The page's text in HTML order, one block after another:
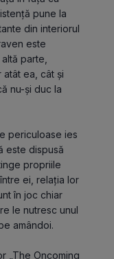
pune la
din interiorul
este
parte,
ea, cât și
nu-și duc la
periculoase ies
este dispusă
propriile
ei, relația lor
în joc chiar
le nutresc unul
amândoi.
„The Oncoming